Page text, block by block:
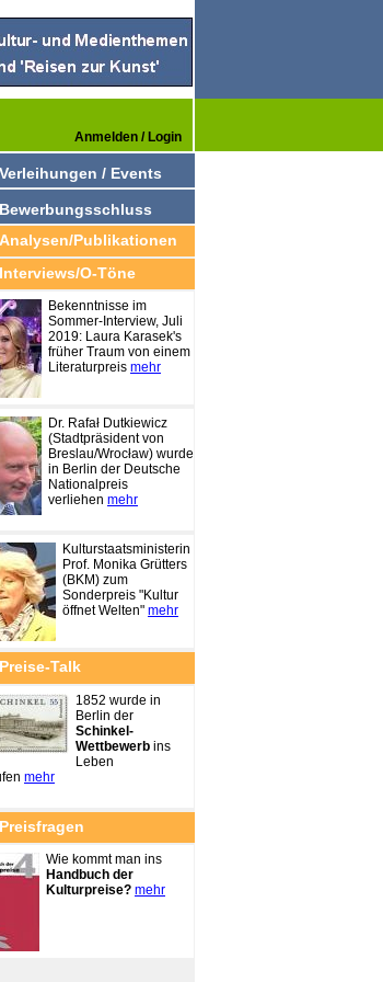
Anmelden / Login
Verleihungen / Events
Bewerbungsschluss
Analysen/Publikationen
Interviews/O-Töne
Bekenntnisse im
Sommer-Interview, Juli
2019: Laura Karasek's
früher Traum von einem
Literaturpreis mehr
Dr. Rafał Dutkiewicz
(Stadtpräsident von
Breslau/Wrocław) wurde
in Berlin der Deutsche
Nationalpreis
verliehen mehr
Kulturstaatsministerin
Prof. Monika Grütters
(BKM) zum
Sonderpreis "Kultur
öffnet Welten" mehr
Preise-Talk
1852 wurde in
Berlin der
Schinkel-
Wettbewerb ins
Leben
mehr
Preisfragen
Wie kommt man ins
Handbuch der
Kulturpreise? mehr